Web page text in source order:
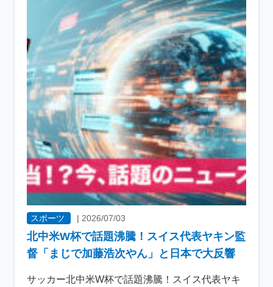
スポーツ | 2026/07/03
北中米W杯で話題沸騰！スイス代表ヤキン監
督「まじで加藤浩次やん」と日本で大反響
サッカー北中米W杯で話題沸騰！スイス代表ヤキ